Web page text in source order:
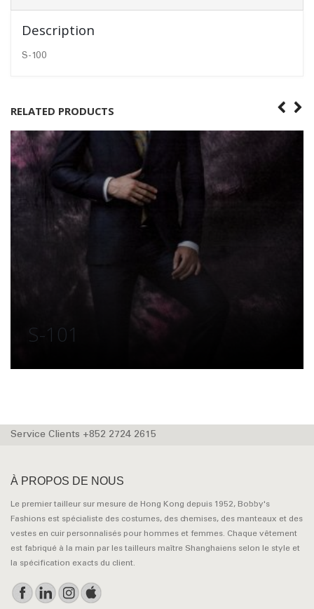
Description
S-100
RELATED PRODUCTS
S-101
Service Clients +852 2724 2615
À PROPOS DE NOUS
Le premier tailleur sur mesure de Hong Kong depuis 1952, Bobby's
Fashions est spécialiste des costumes, des chemises, des manteaux et des
vestes en cuir personnalisés pour hommes et femmes. Chaque vêtement
est fabriqué à la main par les tailleurs maître Shanghaiens selon le style et
la spécification exacts du client.